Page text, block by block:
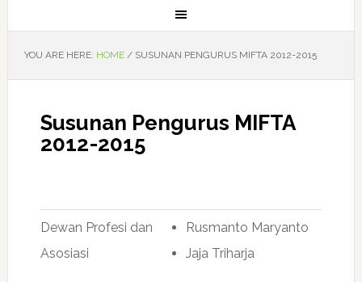
YOU ARE HERE: HOME /SUSUNAN PENGURUS MIFTA 2012-2015
Susunan Pengurus MIFTA
2012-2015
Dewan Profesi dan
Asosiasi
Rusmanto Maryanto
Jaja Triharja